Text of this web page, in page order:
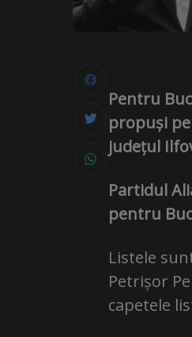
Pentru
propuși
județul
Partidul
pentru
Listele
Petrișor
capetele